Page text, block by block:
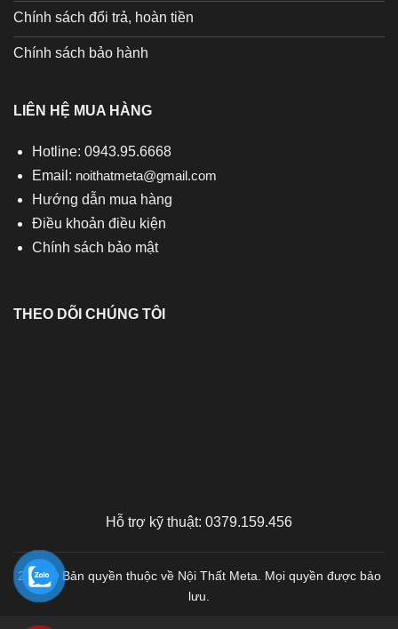
Chính sách đổi trả, hoàn tiền
Chính sách bảo hành
LIÊN HỆ MUA HÀNG
Hotline: 0943.95.6668
Email: noithatmeta@gmail.com
Hướng dẫn mua hàng
Điều khoản điều kiện
Chính sách bảo mật
THEO DÕI CHÚNG TÔI
Hỗ trợ kỹ thuật: 0379.159.456
2026 © Bản quyền thuộc về Nội Thất Meta. Mọi quyền được bảo
lưu.